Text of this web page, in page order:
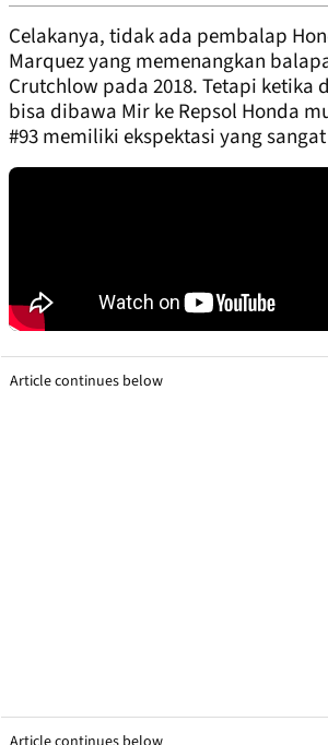
Celakanya, tidak ada pembalap
Marquez yang memenangkan
Crutchlow pada 2018. Tetapi ketika
bisa dibawa Mir ke Repsol Honda
#93 memiliki ekspektasi yang
Article continues below